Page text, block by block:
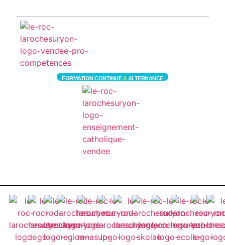
FORMATION CONTINUE&ALTERNANCE